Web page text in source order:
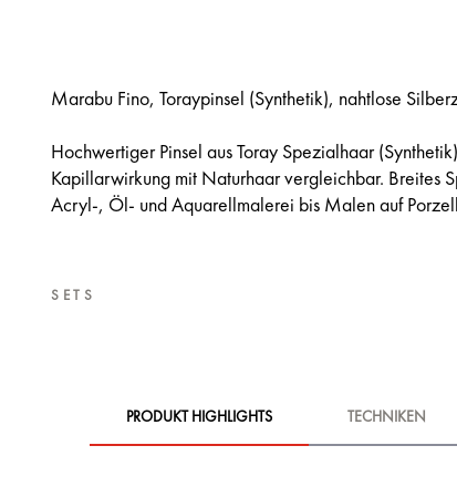
Marabu Fino, Toraypinsel (Synthetik), nahtlose
Hochwertiger Pinsel aus Toray Spezialhaar
Kapillarwirkung mit Naturhaar vergleichbar. Breites
Acryl-, Öl- und Aquarellmalerei bis Malen auf
SETS
PRODUKT HIGHLIGHTS TECHNIKEN